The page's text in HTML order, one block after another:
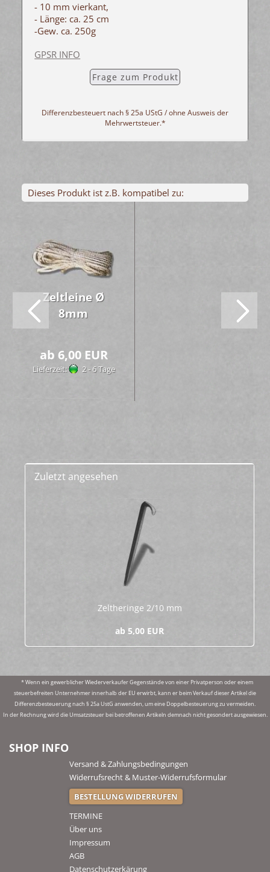
- 10 mm vierkant,
- Länge: ca. 25 cm
-Gew. ca. 250g
GPSR INFO
Frage zum Produkt
Differenzbesteuert nach § 25a UStG / ohne Ausweis der
Mehrwertsteuer.*
Dieses Produkt ist z.B. kompatibel zu:
Zelt­lei­ne Ø
8mm
ab 6,00 EUR
Lieferzeit: 2 - 6 Tage
Zuletzt angesehen
Zelt­he­rin­ge 2/10 mm
ab 5,00 EUR
* Wenn ein gewerblicher Wiederverkaufer Gegenstände von einer Privatperson oder einem
steuerbefreiten Unternehmer innerhalb der EU erwirbt, kann er beim Verkauf dieser Artikel die
Differenzbesteuerung nach § 25a UstG anwenden, um eine Doppelbesteuerung zu vermeiden.
In der Rechnung wird die Umsatzsteuer bei betroffenen Artikeln demnach nicht gesondert ausgewiesen.
SHOP INFO
Versand & Zahlungsbedingungen
Widerrufsrecht & Muster-Widerrufsformular
BESTELLUNG WIDERRUFEN
TERMINE
Über uns
Impressum
AGB
Datenschutzerkärung